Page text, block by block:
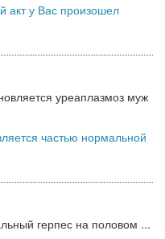
акт у Вас произошел
уреаплазмоз муж
частью нормальной
герпес на половом ...